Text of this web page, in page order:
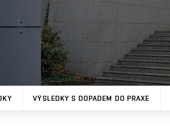
VÝSLEDKY S DOPADEM DO PRAXE